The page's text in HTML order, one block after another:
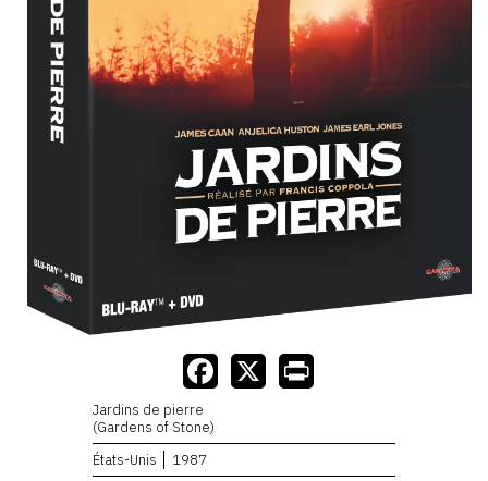
Jardins de pierre
(Gardens of Stone)
États-Unis
1987